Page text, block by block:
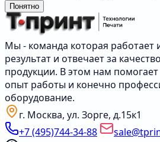
Понятно
Мы - команда которая работает
результат и отвечает за
продукции. В этом нам
опыт работы и конечно
оборудование.
г. Москва, ул. Зорге, д.15к1
+7 (495)744-34-88